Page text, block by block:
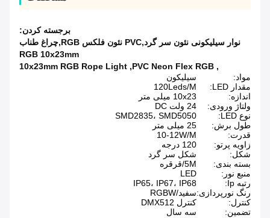
برجسته کردن:
نوار سیلیکونی نئون سر گرد,PVC نئون فلکس RGB,چراغ طناب
RGB 10x23mm
,
PVC Neon Flex RGB
,
10x23mm RGB Rope Light
مواد:
سیلیکون
مقدار LED:
120Leds/M
اندازه:
10x23 میلی متر
ولتاژ ورودی:
24 ولت DC
نوع LED:
SMD2835، SMD5050
طول برش:
25 میلی متر
قدرت:
10-12W/M
زاویه پرتو:
120 درجه
شکل:
شکل سر گرد
بسته بندی:
5M/قرقره
منبع نور:
LED
رتبه Ip:
IP65، IP67، IP68
رنگ نورپردازی:سفید/RGBW
کنترل:
کنترل DMX512
تضمین:
سه سال